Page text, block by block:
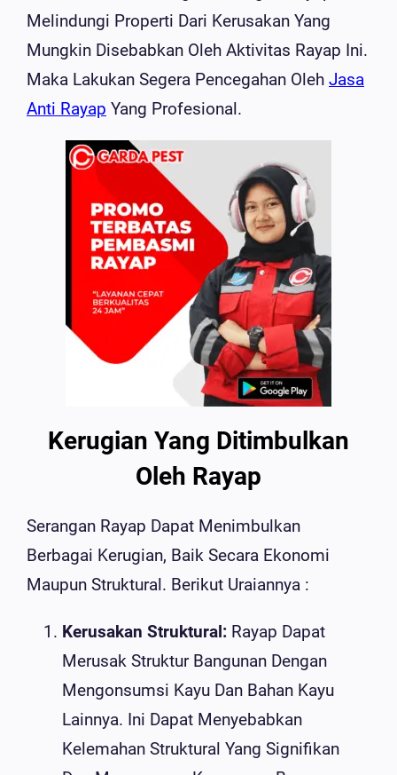
Melindungi Properti Dari Kerusakan Yang
Mungkin Disebabkan Oleh Aktivitas Rayap Ini.
Maka Lakukan Segera Pencegahan Oleh Jasa
Anti Rayap Yang Profesional.
Kerugian Yang Ditimbulkan
Oleh Rayap
Serangan Rayap Dapat Menimbulkan
Berbagai Kerugian, Baik Secara Ekonomi
Maupun Struktural. Berikut Uraiannya :
Kerusakan Struktural: Rayap Dapat
Merusak Struktur Bangunan Dengan
Mengonsumsi Kayu Dan Bahan Kayu
Lainnya. Ini Dapat Menyebabkan
Kelemahan Struktural Yang Signifikan